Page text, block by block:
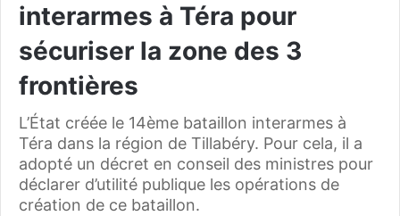
interarmes à Téra pour
sécuriser la zone des 3
frontières
L’État créée le 14ème bataillon interarmes à
Téra dans la région de Tillabéry. Pour cela, il a
adopté un décret en conseil des ministres pour
déclarer d’utilité publique les opérations de
création de ce bataillon.